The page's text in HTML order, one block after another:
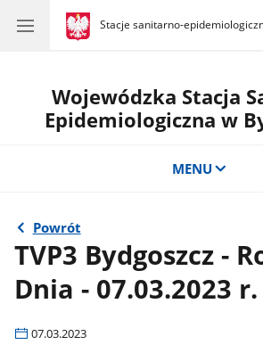
gov.pl
Stacje sanitarno-
gov.pl
Stacje
Wojewódzka Stacja
Epidemiologiczna w
MENU
Powrót
TVP3 Bydgoszcz -
Dnia - 07.03.2023 r.
07.03.2023